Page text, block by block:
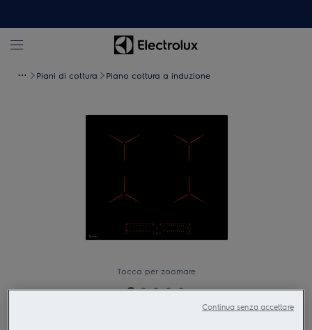
Piani di cottura Piano cottura a induzione
Tocca per zoomare
Continua senza accettare